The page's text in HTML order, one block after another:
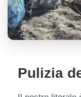
Pulizia